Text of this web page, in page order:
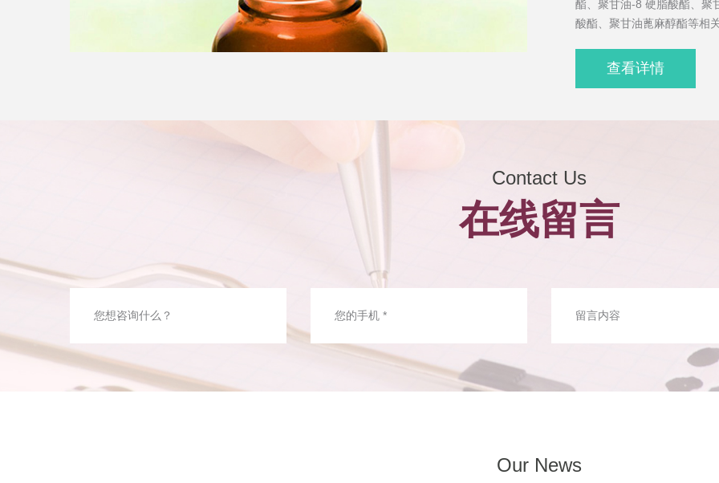
酯、聚甘油-8 硬脂酸酯、聚
酸酯、聚甘油蓖麻醇酯等相
查看详情
Contact Us
在线留言
Our News